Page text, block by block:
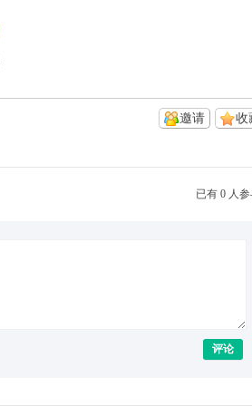
收
邀请
已有 0 人
评论